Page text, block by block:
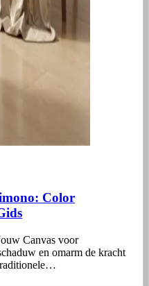
Color
Canvas voor
en omarm de kracht